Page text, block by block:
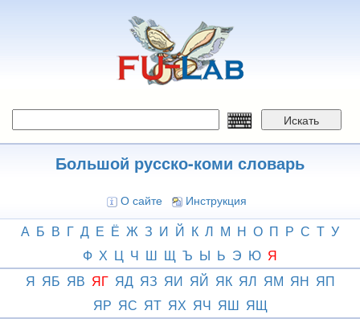
Искать
Большой русско-коми словарь
О сайте Инструкция
А Б В Г Д Е Ё Ж З И Й К Л М Н О П Р С Т У
Ф Х Ц Ч Ш Щ Ъ Ы Ь Э Ю Я
Я ЯБ ЯВ ЯГ ЯД ЯЗ ЯИ ЯЙ ЯК ЯЛ ЯМ ЯН ЯП
ЯР ЯС ЯТ ЯХ ЯЧ ЯШ ЯЩ